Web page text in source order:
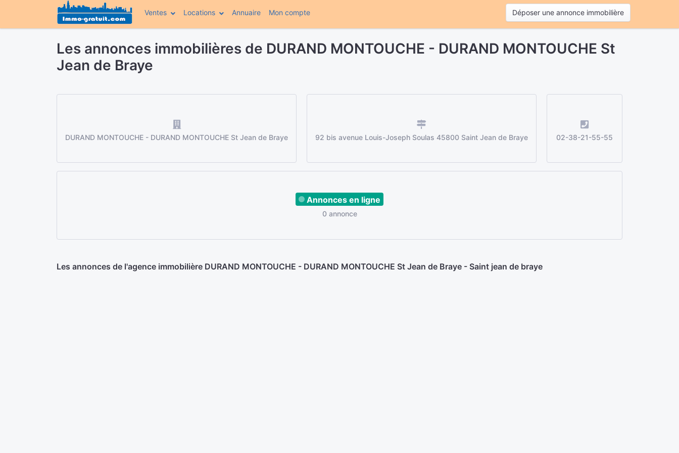
Ventes Locations Annuaire Mon compte(current) Déposer une annonce immobilière
Les annonces immobilières de DURAND MONTOUCHE - DURAND MONTOUCHE St
Jean de Braye
DURAND MONTOUCHE - DURAND MONTOUCHE St Jean de Braye 92 bis avenue Louis-Joseph Soulas 45800 Saint Jean de Braye 02-38-21-55-55
Annonces en ligne
0 annonce
Les annonces de l'agence immobilière DURAND MONTOUCHE - DURAND MONTOUCHE St Jean de Braye - Saint jean de braye